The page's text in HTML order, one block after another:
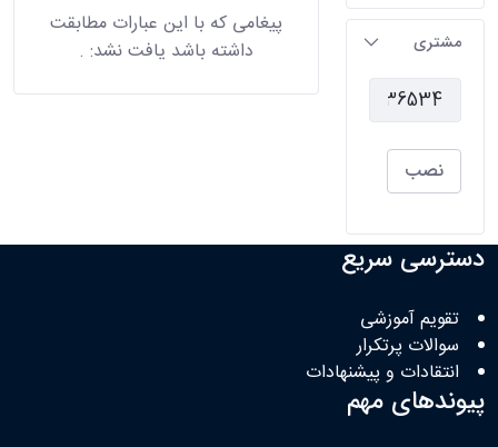
مشتری
نصب
پیغامی که با این عبارات مطابقت
داشته باشد یافت نشد: .
دسترسی سریع
تقویم آموزشی
سوالات پرتکرار
انتقادات و پیشنهادات
پیوندهای مهم